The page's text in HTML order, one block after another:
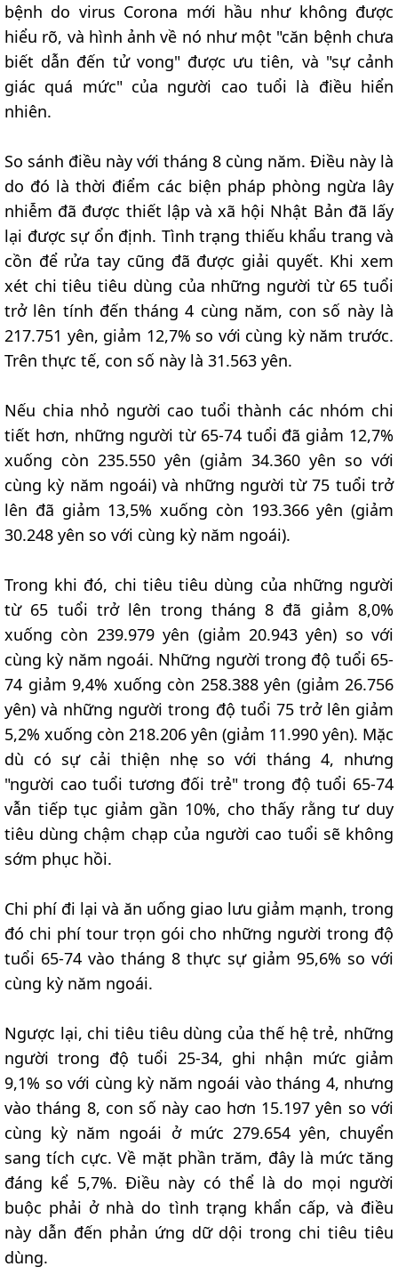
bệnh do virus Corona mới hầu như không được
hiểu rõ, và hình ảnh về nó như một "căn bệnh chưa
biết dẫn đến tử vong" được ưu tiên, và "sự cảnh
giác quá mức" của người cao tuổi là điều hiển
nhiên.
So sánh điều này với tháng 8 cùng năm. Điều này là
do đó là thời điểm các biện pháp phòng ngừa lây
nhiễm đã được thiết lập và xã hội Nhật Bản đã lấy
lại được sự ổn định. Tình trạng thiếu khẩu trang và
cồn để rửa tay cũng đã được giải quyết. Khi xem
xét chi tiêu tiêu dùng của những người từ 65 tuổi
trở lên tính đến tháng 4 cùng năm, con số này là
217.751 yên, giảm 12,7% so với cùng kỳ năm trước.
Trên thực tế, con số này là 31.563 yên.
Nếu chia nhỏ người cao tuổi thành các nhóm chi
tiết hơn, những người từ 65-74 tuổi đã giảm 12,7%
xuống còn 235.550 yên (giảm 34.360 yên so với
cùng kỳ năm ngoái) và những người từ 75 tuổi trở
lên đã giảm 13,5% xuống còn 193.366 yên (giảm
30.248 yên so với cùng kỳ năm ngoái).
Trong khi đó, chi tiêu tiêu dùng của những người
từ 65 tuổi trở lên trong tháng 8 đã giảm 8,0%
xuống còn 239.979 yên (giảm 20.943 yên) so với
cùng kỳ năm ngoái. Những người trong độ tuổi 65-
74 giảm 9,4% xuống còn 258.388 yên (giảm 26.756
yên) và những người trong độ tuổi 75 trở lên giảm
5,2% xuống còn 218.206 yên (giảm 11.990 yên). Mặc
dù có sự cải thiện nhẹ so với tháng 4, nhưng
"người cao tuổi tương đối trẻ" trong độ tuổi 65-74
vẫn tiếp tục giảm gần 10%, cho thấy rằng tư duy
tiêu dùng chậm chạp của người cao tuổi sẽ không
sớm phục hồi.
Chi phí đi lại và ăn uống giao lưu giảm mạnh, trong
đó chi phí tour trọn gói cho những người trong độ
tuổi 65-74 vào tháng 8 thực sự giảm 95,6% so với
cùng kỳ năm ngoái.
Ngược lại, chi tiêu tiêu dùng của thế hệ trẻ, những
người trong độ tuổi 25-34, ghi nhận mức giảm
9,1% so với cùng kỳ năm ngoái vào tháng 4, nhưng
vào tháng 8, con số này cao hơn 15.197 yên so với
cùng kỳ năm ngoái ở mức 279.654 yên, chuyển
sang tích cực. Về mặt phần trăm, đây là mức tăng
đáng kể 5,7%. Điều này có thể là do mọi người
buộc phải ở nhà do tình trạng khẩn cấp, và điều
này dẫn đến phản ứng dữ dội trong chi tiêu tiêu
dùng.